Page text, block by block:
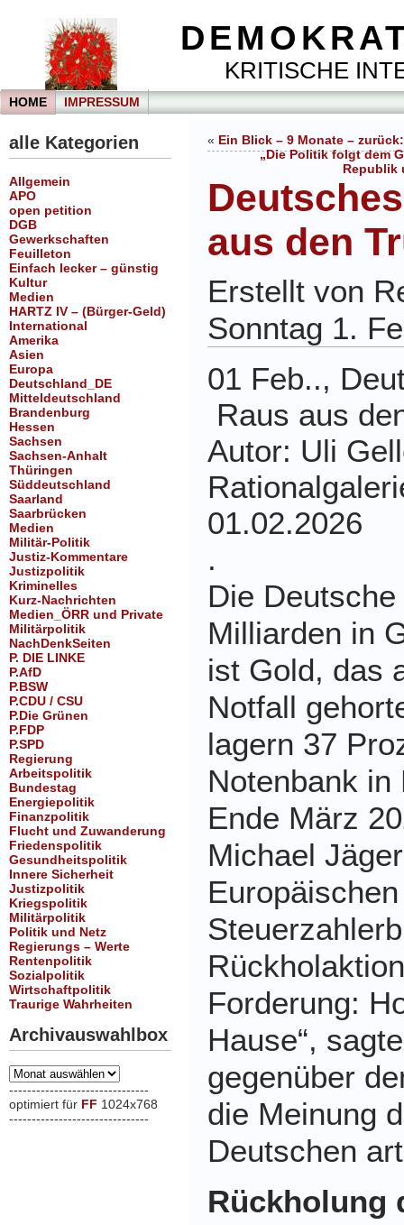
KRITISCHE
HOME IMPRESSUM
alle Kategorien
Allgemein
APO
open petition
DGB
Gewerkschaften
Feuilleton
Einfach lecker – günstig
Kultur
Medien
HARTZ IV – (Bürger-Geld)
International
Amerika
Asien
Europa
Deutschland_DE
Mitteldeutschland
Brandenburg
Hessen
Sachsen
Sachsen-Anhalt
Thüringen
Süddeutschland
Saarland
Saarbrücken
Medien
Militär-Politik
Justiz-Kommentare
Justizpolitik
Kriminelles
Kurz-Nachrichten
Medien_ÖRR und Private
Militärpolitik
NachDenkSeiten
P. DIE LINKE
P.AfD
P.BSW
P.CDU / CSU
P.Die Grünen
P.FDP
P.SPD
Regierung
Arbeitspolitik
Bundestag
Energiepolitik
Finanzpolitik
Flucht und Zuwanderung
Friedenspolitik
Gesundheitspolitik
Innere Sicherheit
Justizpolitik
Kriegspolitik
Militärpolitik
Politik und Netz
Regierungs – Werte
Rentenpolitik
Sozialpolitik
Wirtschaftpolitik
Traurige Wahrheiten
Archivauswahlbox
Archivauswahlbox
-------------------------------
optimiert für FF 1024x768
-------------------------------
« Ein Blick – 9 Monate –
„Die Politik folgt dem
Republik
aus den
Erstellt von
Sonntag 1.
01 Feb.., D
Raus aus
Autor: Uli
01.02.2026
.
Die
Milliarden in
ist Gold, das
Notfall
lagern 37
Notenbank in
Ende März
Michael
Europäischen
Forderung:
Hause“,
gegenüber
die Meinung
Deutschen
Rückholung